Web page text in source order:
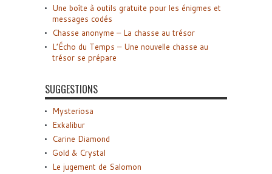
Une boîte à outils gratuite pour les énigmes et
messages codés
Chasse anonyme – La chasse au trésor
L’Écho du Temps – Une nouvelle chasse au
trésor se prépare
SUGGESTIONS
Mysteriosa
Exkalibur
Carine Diamond
Gold & Crystal
Le jugement de Salomon